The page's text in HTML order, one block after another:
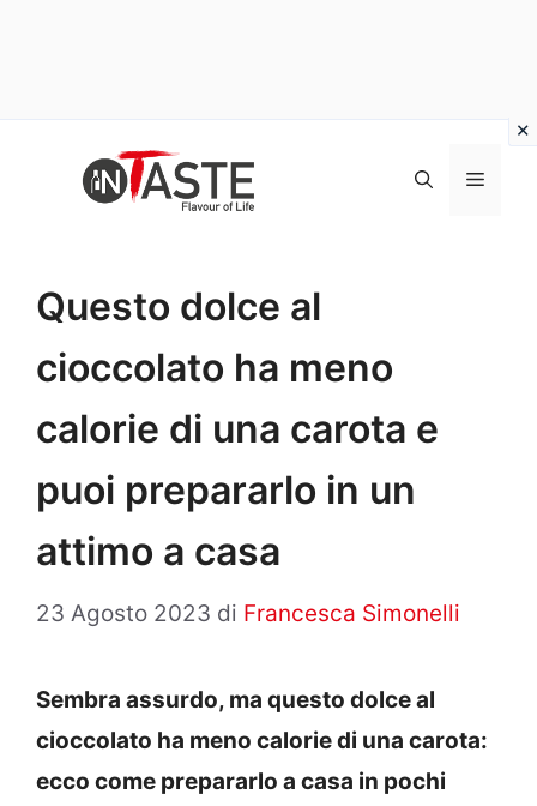
Menu
Questo dolce al
cioccolato ha meno
calorie di una carota e
puoi prepararlo in un
attimo a casa
23 Agosto 2023 di Francesca Simonelli
Sembra assurdo, ma questo dolce al
cioccolato ha meno calorie di una carota:
ecco come prepararlo a casa in pochi